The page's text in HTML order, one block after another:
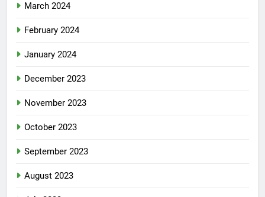
March 2024
February 2024
January 2024
December 2023
November 2023
October 2023
September 2023
August 2023